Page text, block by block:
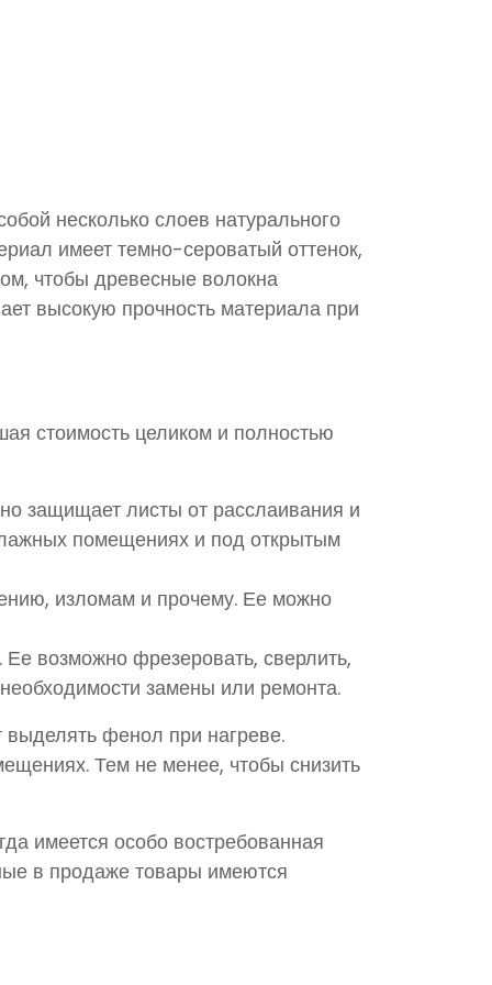
несколько слоев натурального
имеет темно-сероватый оттенок,
чтобы древесные волокна
высокую прочность материала при
стоимость целиком и полностью
защищает листы от расслаивания и
помещениях и под открытым
изломам и прочему. Ее можно
возможно фрезеровать, сверлить,
замены или ремонта.
фенол при нагреве.
Тем не менее, чтобы снизить
имеется особо востребованная
в продаже товары имеются